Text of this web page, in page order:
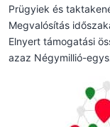
Prügyiek és
Megvalósítás
Elnyert támogatási
azaz Négymillió-